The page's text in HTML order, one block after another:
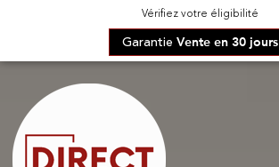
Vérifiez votre éligibilité
Garantie Vente en 30 jours